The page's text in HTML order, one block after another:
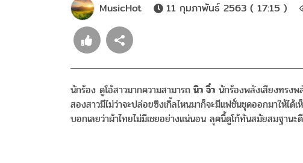
MusicHot 11 กุมภาพันธ์ 2563 ( 17:15 )
นักร้อง ดูโอ้สาวมากความสามารถ นิว จิ๋ว นักร้องพลังเสียงทรง
สองสาวมีไม่ว่าจะปล่อยซิงเกิ้ลไหนมาก็จะมีแฟชั่นชุดออกมาให้ไ
บอกเลยว่าผ้าไทยไม่มีเชยอย่างแน่นอน ลุคนี้ดูโก้ทันสมัยสมฐานะดี